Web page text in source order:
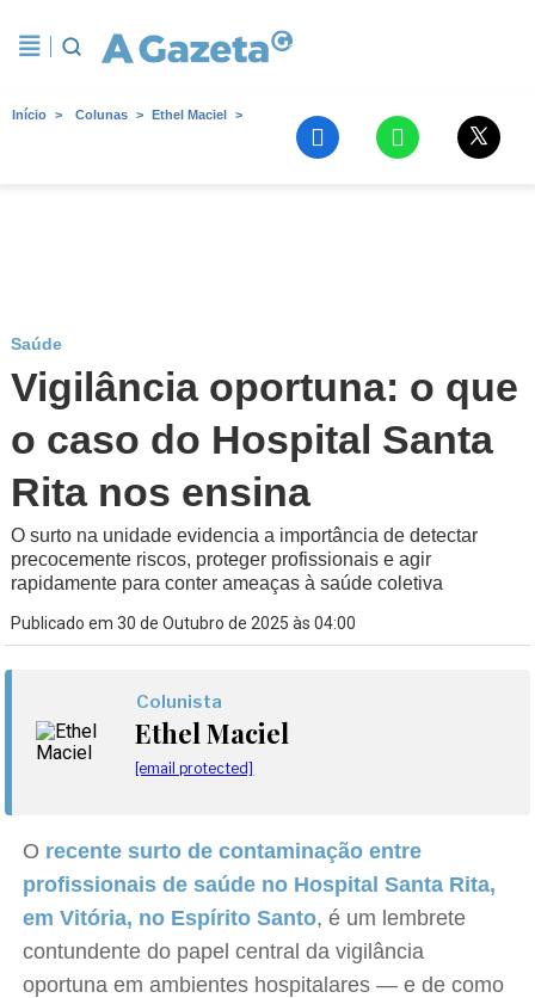
Início Colunas Ethel Maciel
Saúde
Vigilância oportuna: o que
o caso do Hospital Santa
Rita nos ensina
O surto na unidade evidencia a importância de detectar
precocemente riscos, proteger profissionais e agir
rapidamente para conter ameaças à saúde coletiva
Publicado em 30 de Outubro de 2025 às 04:00
Colunista
Ethel Maciel
[email protected]
O recente surto de contaminação entre
profissionais de saúde no Hospital Santa Rita,
em Vitória, no Espírito Santo, é um lembrete
contundente do papel central da vigilância
oportuna em ambientes hospitalares — e de como